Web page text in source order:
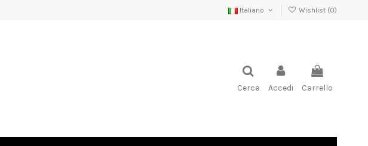
Italiano Wishlist (0)
Cerca Accedi Carrello